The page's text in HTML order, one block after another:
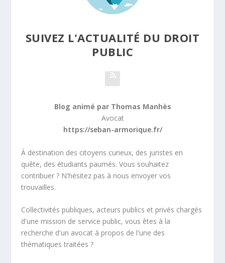
SUIVEZ L'ACTUALITÉ DU DROIT
PUBLIC
Blog animé par Thomas Manhès
Avocat
https://seban-armorique.fr/
À destination des citoyens curieux, des juristes en
quête, des étudiants paumés. Vous souhaitez
contribuer ? N'hésitez pas à nous envoyer vos
trouvailles.
Collectivités publiques, acteurs publics et privés chargés
d'une mission de service public, vous êtes à la
recherche d'un avocat à propos de l'une des
thématiques traitées ?